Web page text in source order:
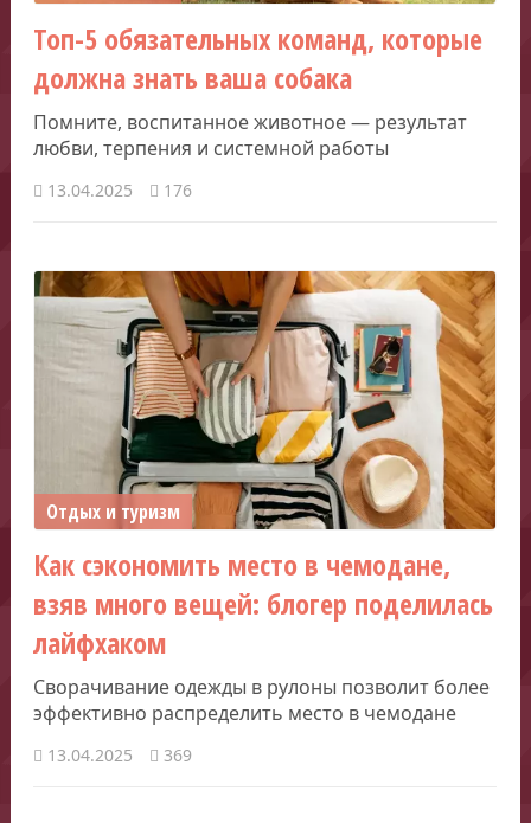
Топ-5 обязательных команд, которые
должна знать ваша собака
Помните, воспитанное животное — результат
любви, терпения и системной работы
13.04.2025 176
Отдых и туризм
Как сэкономить место в чемодане,
взяв много вещей: блогер поделилась
лайфхаком
Сворачивание одежды в рулоны позволит более
эффективно распределить место в чемодане
13.04.2025 369